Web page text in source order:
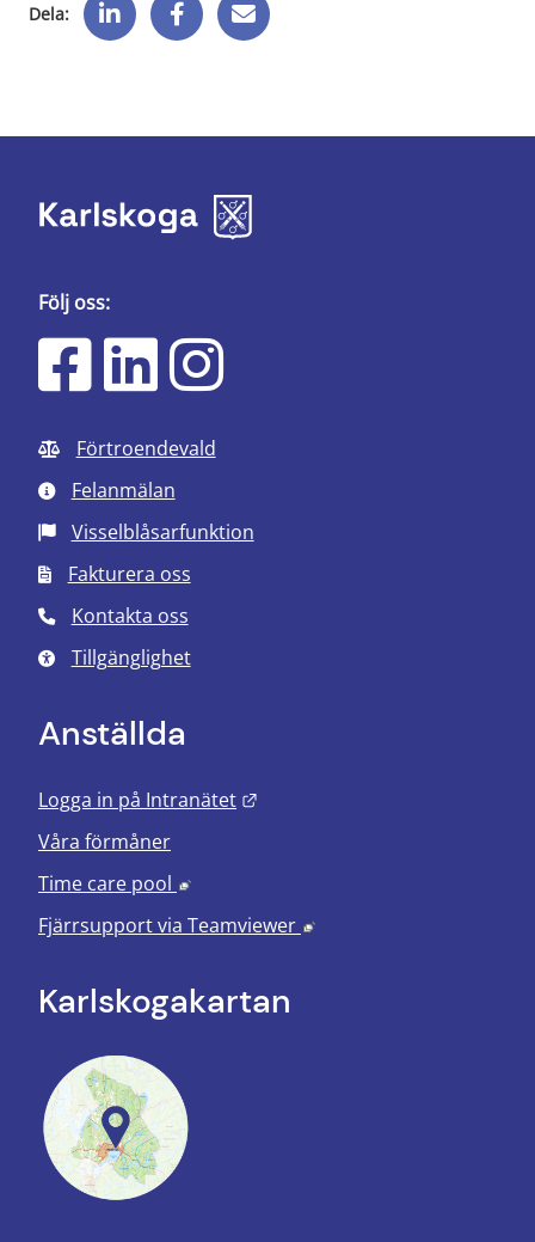
Dela:
Följ oss:
Förtroendevald
Felanmälan
Visselblåsarfunktion
Fakturera oss
Kontakta oss
Tillgänglighet
Anställda
Logga in på Intranätet
Våra förmåner
Time care pool
Länk till annan webbplats, öppnas i
Fjärrsupport via Teamviewer Länk till annan
Karlskoga­kartan